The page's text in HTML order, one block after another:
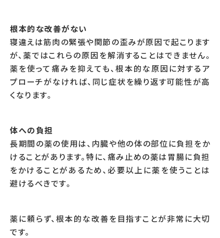
根本的な改善がない
寝違えは筋肉の緊張や関節の歪みが原因で起こります
が、薬ではこれらの原因を解消することはできません。
薬を使って痛みを抑えても、根本的な原因に対するア
プローチがなければ、同じ症状を繰り返す可能性が高
くなります。
体への負担
長期間の薬の使用は、内臓や他の体の部位に負担をか
けることがあります。特に、痛み止めの薬は胃腸に負担
をかけることがあるため、必要以上に薬を使うことは
避けるべきです。
薬に頼らず、根本的な改善を目指すことが非常に大切
です。